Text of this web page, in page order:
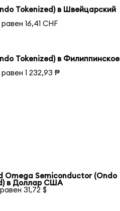
Tokenized) в Швейцарский
16,41 CHF
Tokenized) в Филиппинское
равен 1 232,93 ₱
Omega Semiconductor (Ondo
в Доллар США
31,72 $